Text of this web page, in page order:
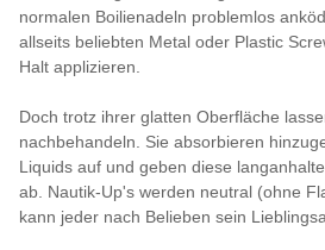
normalen Boilienadeln problemlos
allseits beliebten Metal oder Plastic
Halt applizieren.
Doch trotz ihrer glatten Oberfläche
nachbehandeln. Sie absorbieren
Liquids auf und geben diese
ab. Nautik-Up's werden neutral (ohne
kann jeder nach Belieben sein